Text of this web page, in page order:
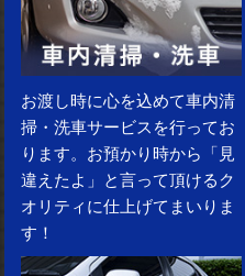
お渡し時に心を込めて車内清
掃・洗車サービスを行ってお
ります。お預かり時から「見
違えたよ」と言って頂けるク
オリティに仕上げてまいりま
す！